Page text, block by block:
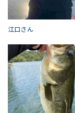
江口さん